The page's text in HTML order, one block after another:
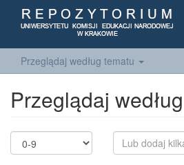
Przeglądaj według tematu
Przeglądaj